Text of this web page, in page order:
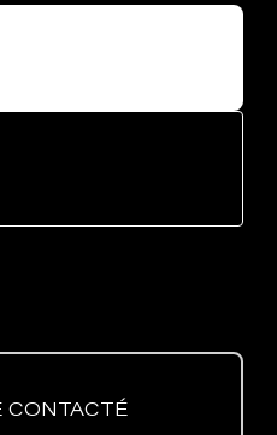
CONTACTÉ